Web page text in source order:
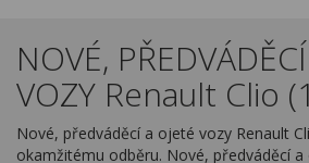
Kontakty
NOVÉ,
VOZY Renault Clio
Nové, předváděcí a ojeté vozy Renault
okamžitému odběru. Nové, předváděcí